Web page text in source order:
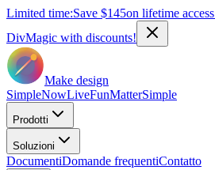
Limited time:Save $145on lifetime access
DivMagic with discounts!
Make design
SimpleNowLiveFunMatterSimple
Prodotti
Soluzioni
DocumentiDomande frequentiContatto